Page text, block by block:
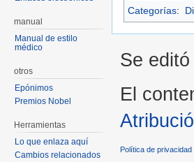
Categorías:
manual
Manual de estilo
médico
otros
Epónimos
Premios Nobel
Herramientas
Lo que enlaza aquí
Cambios relacionados
Se
El
Política de privacidad